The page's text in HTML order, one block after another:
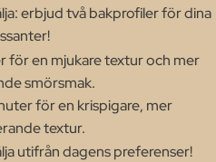
erbjud två bakprofiler för dina
för en mjukare textur och mer
smörsmak.
för en krispigare, mer
textur.
utifrån dagens preferenser!